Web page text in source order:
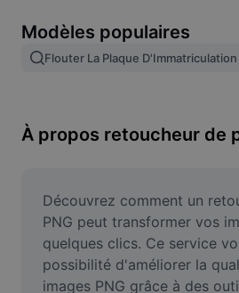
Fusion d'images
Redimensionner une image
Générateur de mèmes
AI Text Remover
AI People Remover
Modèles populaires
Flouter La Plaque D'Immatriculation
À propos retoucheur de
Découvrez comment un
PNG peut transformer vos
quelques clics. Ce service
possibilité d'améliorer la
images PNG grâce à des